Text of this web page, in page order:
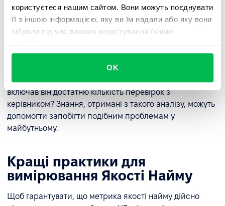
користуєтеся нашим сайтом. Вони можуть поєднувати
її з іншою інформацією, яку ви їм надали або яку вони
зібрали під час вашого користування їхніми
OK
Цей випадок свідчить про те, що процес підбору
персоналу міг бути позбавлений ефективних
інструментів для оцінки відповідності культурі або
для оцінки процесу адаптації та підтримки, що
надається. Наприклад, чи був план адаптації
пристосований до рівня досвіду кандидата? Чи
включав він достатню кількість перевірок з
керівником? Знання, отримані з такого аналізу, можуть
допомогти запобігти подібним проблемам у
майбутньому.
Кращі практики для
вимірювання Якості Найму
Щоб гарантувати, що метрика якості найму дійсно